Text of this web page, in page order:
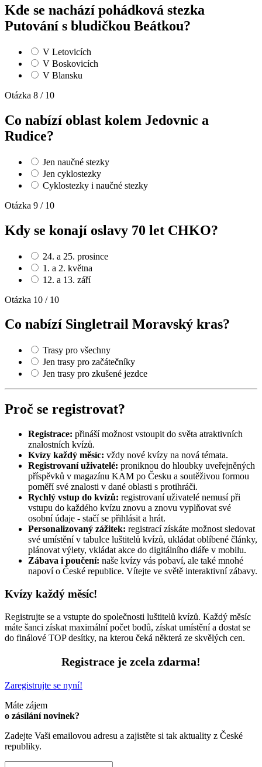
Kde se nachází pohádková stezka
Putování s bludičkou Beátkou?
V Letovicích
V Boskovicích
V Blansku
Otázka 8 / 10
Co nabízí oblast kolem Jedovnic a
Rudice?
Jen naučné stezky
Jen cyklostezky
Cyklostezky i naučné stezky
Otázka 9 / 10
Kdy se konají oslavy 70 let CHKO?
24. a 25. prosince
1. a 2. května
12. a 13. září
Otázka 10 / 10
Co nabízí Singletrail Moravský kras?
Trasy pro všechny
Jen trasy pro začátečníky
Jen trasy pro zkušené jezdce
Proč se registrovat?
Registrace: přináší možnost vstoupit do světa atraktivních
znalostních kvízů.
Kvízy každý měsíc: vždy nové kvízy na nová témata.
Registrovaní uživatelé: proniknou do hloubky uveřejněných
příspěvků v magazínu KAM po Česku a soutěživou formou
poměří své znalosti v dané oblasti s protihráči.
Rychlý vstup do kvízů: registrovaní uživatelé nemusí při
vstupu do každého kvízu znovu a znovu vyplňovat své
osobní údaje - stačí se přihlásit a hrát.
Personalizovaný zážitek: registrací získáte možnost sledovat
své umístění v tabulce luštitelů kvízů, ukládat oblíbené články,
plánovat výlety, vkládat akce do digitálního diáře v mobilu.
Zábava i poučení: naše kvízy vás pobaví, ale také mnohé
napoví o České republice. Vítejte ve světě interaktivní zábavy.
Kvízy každý měsíc!
Registrujte se a vstupte do společnosti luštitelů kvízů. Každý měsíc
máte šanci získat maximální počet bodů, získat umístění a dostat se
do finálové TOP desítky, na kterou čeká některá ze skvělých cen.
Registrace je zcela zdarma!
Zaregistrujte se nyní!
Máte zájem
o zásílání novinek?
Zadejte Vaši emailovou adresu a zajistěte si tak aktuality z České
republiky.